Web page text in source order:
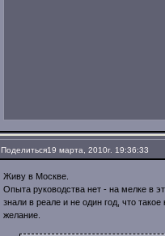
Поделиться19 марта, 2010г. 19:36:33
Живу в Москве.
Опыта руководства нет - на мелке в
знали в реале и не один год, что
желание.